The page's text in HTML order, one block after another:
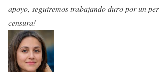
apoyo, seguiremos trabajando duro por un
censura!